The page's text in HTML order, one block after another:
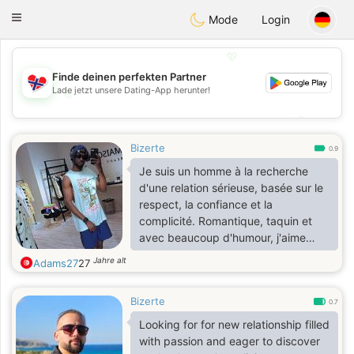
EkteNordmenn
Toggle
Mode Login
💖
💕
Finde deinen perfekten Partner
Lade jetzt unsere Dating-App herunter!
Bizerte 0.9
Je suis un homme à la recherche
d'une relation sérieuse, basée sur le
respect, la confiance et la
complicité. Romantique, taquin et
avec beaucoup d'humour, j'aime
faire sourire les personnes qui
m'entourent. Je suis quelqu'un de
apprécie les petites choses de la
vie. Je suis également un père
célibataire, et mon enfant occupe
Adams2727 Jahre alt
Bizerte 0.7
Looking for for new relationship filled
with passion and eager to discover